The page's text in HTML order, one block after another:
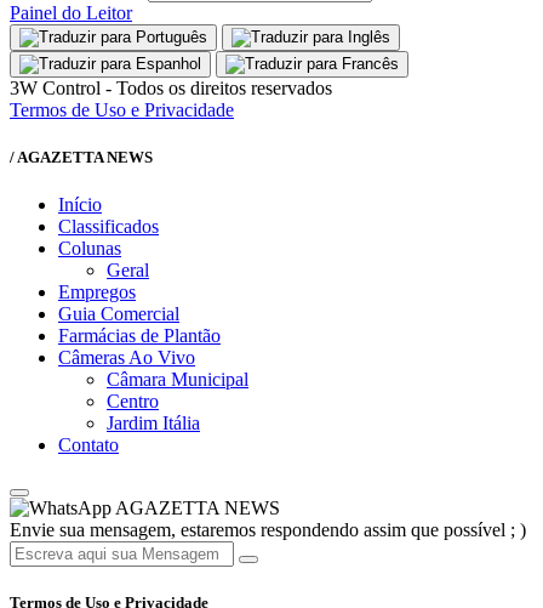
Painel do Leitor
3W Control - Todos os direitos reservados
Termos de Uso e Privacidade
/ AGAZETTA NEWS
Início
Classificados
Colunas
Geral
Empregos
Guia Comercial
Farmácias de Plantão
Câmeras Ao Vivo
Câmara Municipal
Centro
Jardim Itália
Contato
AGAZETTA NEWS
Envie sua mensagem, estaremos respondendo assim que possível ; )
Termos de Uso e Privacidade